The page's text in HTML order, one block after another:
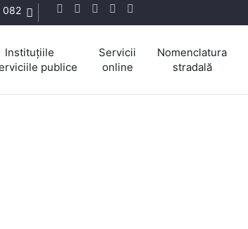
082
Instituțiile
publice
Servicii
online
Nomenclatura
stradală